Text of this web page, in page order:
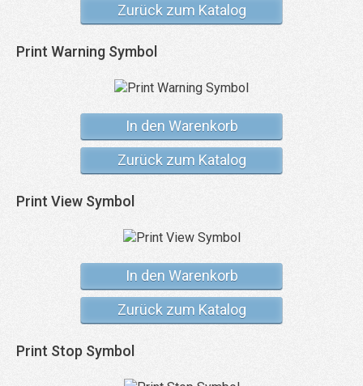
Zurück zum Katalog
Print Warning Symbol
In den Warenkorb
Zurück zum Katalog
Print View Symbol
In den Warenkorb
Zurück zum Katalog
Print Stop Symbol